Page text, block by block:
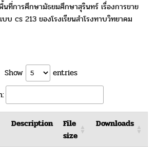
นที่การศึกษามัธยมศึกษาสุรินทร์ เรื่องการขาย
บ cs 213 ของโรงเรียนสำโรงทาบวิทยาคม
Show
entries
Description
File
size
Downloads